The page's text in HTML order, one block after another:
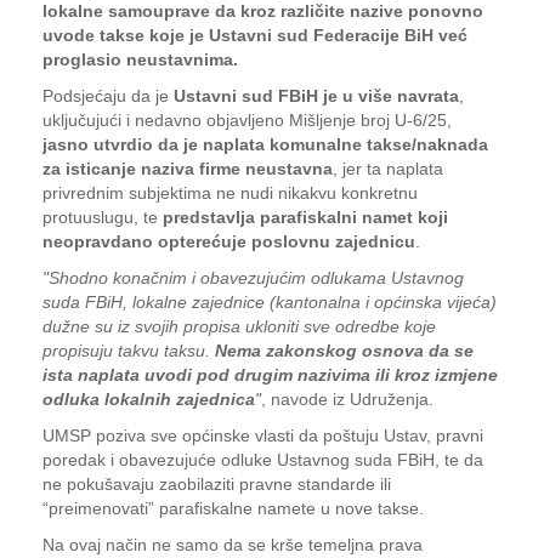
lokalne samouprave da kroz različite nazive ponovno
uvode takse koje je Ustavni sud Federacije BiH već
proglasio neustavnima.
Podsjećaju da je Ustavni sud FBiH je u više navrata
uključujući i nedavno objavljeno Mišljenje broj U-6/25,
jasno utvrdio da je naplata komunalne takse/naknada
za isticanje naziva firme neustavna , jer ta naplata
privrednim subjektima ne nudi nikakvu konkretnu
protuuslugu, te predstavlja parafiskalni namet koji
neopravdano opterećuje poslovnu zajednicu
"Shodno konačnim i obavezujućim odlukama Ustavnog
suda FBiH, lokalne zajednice (kantonalna i općinska vijeća)
dužne su iz svojih propisa ukloniti sve odredbe koje
propisuju takvu taksu. Nema zakonskog osnova da se
ista naplata uvodi pod drugim nazivima ili kroz izmjene
odluka lokalnih zajednica", navode iz Udruženja.
UMSP poziva sve općinske vlasti da poštuju Ustav, pravni
poredak i obavezujuće odluke Ustavnog suda FBiH, te da
ne pokušavaju zaobilaziti pravne standarde ili
“preimenovati” parafiskalne namete u nove takse.
Na ovaj način ne samo da se krše temeljna prava